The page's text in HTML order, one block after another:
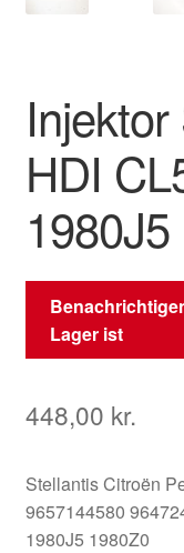
Vilkår og
HDI
1980J5
Lager ist
448,00 kr.
Stellantis Citroën
9657144580
1980J5 1980Z0